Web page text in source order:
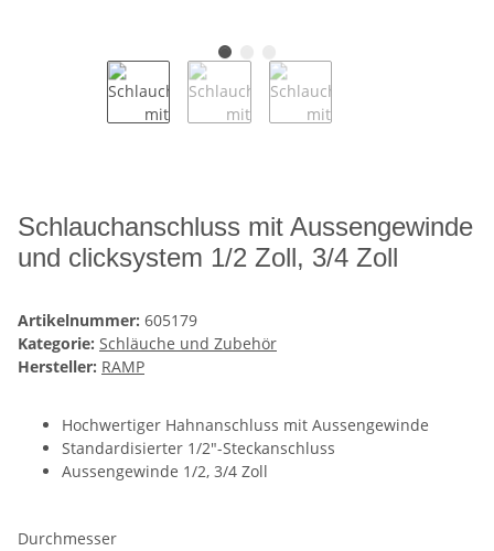
Schlauchanschluss mit Aussengewinde
und clicksystem 1/2 Zoll, 3/4 Zoll
Artikelnummer: 605179
Kategorie: Schläuche und Zubehör
Hersteller: RAMP
Hochwertiger Hahnanschluss mit Aussengewinde
Standardisierter 1/2"-Steckanschluss
Aussengewinde 1/2, 3/4 Zoll
Durchmesser